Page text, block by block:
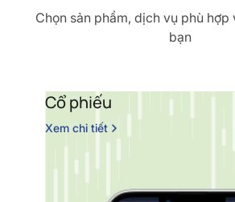
Chọn sản phẩm, dịch vụ phù hợp
bạn
Cổ phiếu
Xem chi tiết